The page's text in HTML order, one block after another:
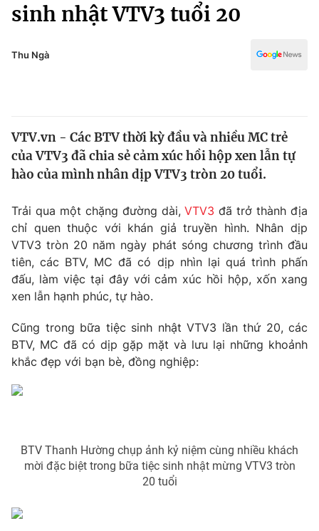
Chính trị
Thế giới
Thế giới đó đây
Câu chuyện quốc tế
Kinh tế
Tài chính
Thị trường
Góc doanh nghiệp
Dữ liệu và đời sống
Truyền hình
Phim VTV
Hậu trường
Giải trí
Điện ảnh
Âm nhạc
Chất lượng cuộc sống
Tuyển sinh
Học trực tuyến
Công nghệ
Hitech Công nghệ tương lai
Sản phẩm
Truyền hình
Y tế
sinh nhật VTV3 tuổi 20
Thu Ngà
VTV.vn - Các BTV thời kỳ đầu và nhiều MC trẻ
của VTV3 đã chia sẻ cảm xúc hồi hộp xen lẫn tự
hào của mình nhân dịp VTV3 tròn 20 tuổi.
Trải qua một chặng đường dài,VTV3 đã trở thành địa
chỉ quen thuộc với khán giả truyền hình. Nhân dịp
VTV3 tròn 20 năm ngày phát sóng chương trình đầu
tiên, các BTV, MC đã có dịp nhìn lại quá trình phấn
đấu, làm việc tại đây với cảm xúc hồi hộp, xốn xang
xen lẫn hạnh phúc, tự hào.
Cũng trong bữa tiệc sinh nhật VTV3 lần thứ 20, các
BTV, MC đã có dịp gặp mặt và lưu lại những khoảnh
khắc đẹp với bạn bè, đồng nghiệp:
BTV Thanh Hường chụp ảnh kỷ niệm cùng nhiều khách
mời đặc biệt trong bữa tiệc sinh nhật mừng VTV3 tròn
20 tuổi